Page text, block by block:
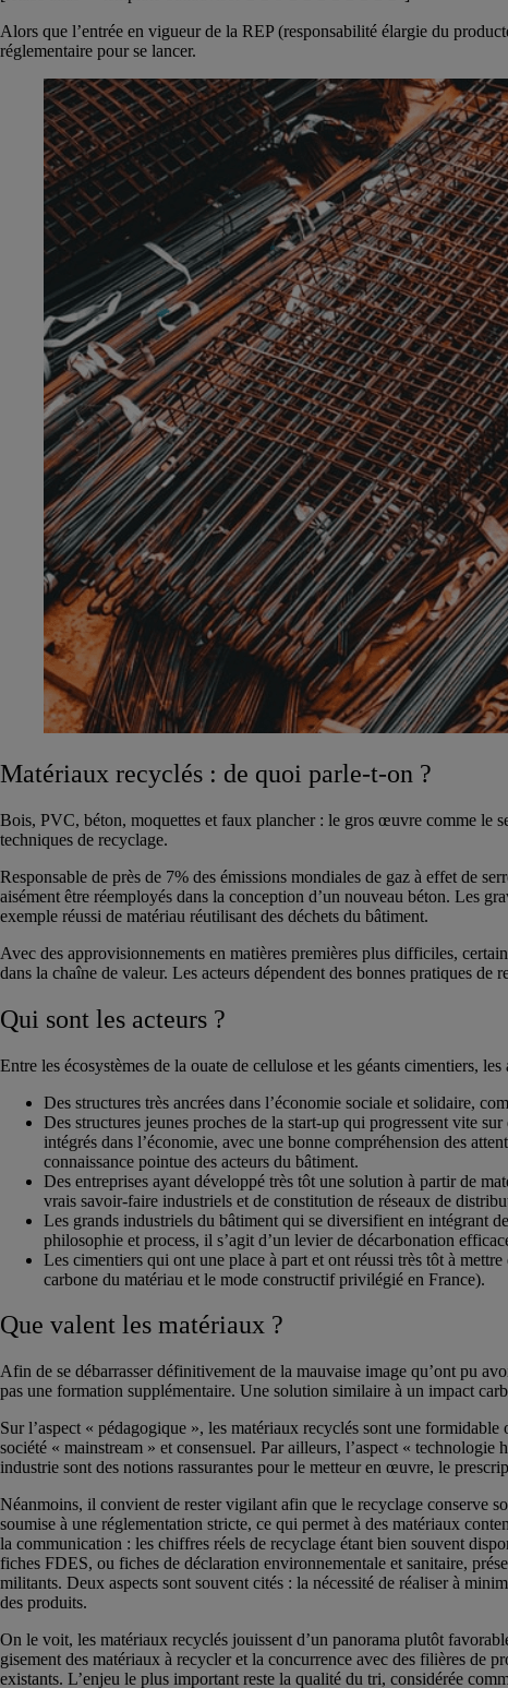
Alors que l’entrée en vigueur de la REP (responsabilité élargie du
réglementaire pour se lancer.
Matériaux recyclés : de quoi parle-t-on ?
Bois, PVC, béton, moquettes et faux plancher : le gros œuvre comme le
techniques de recyclage.
Responsable de près de 7% des émissions mondiales de gaz à effet de
aisément être réemployés dans la conception d’un nouveau béton. Les
exemple réussi de matériau réutilisant des déchets du bâtiment.
Avec des approvisionnements en matières premières plus difficiles,
dans la chaîne de valeur. Les acteurs dépendent des bonnes pratiques
Qui sont les acteurs ?
Entre les écosystèmes de la ouate de cellulose et les géants cimentiers,
Des structures très ancrées dans l’économie sociale et solidaire,
Des structures jeunes proches de la start-up qui progressent vite
intégrés dans l’économie, avec une bonne compréhension des
connaissance pointue des acteurs du bâtiment.
Des entreprises ayant développé très tôt une solution à partir de
vrais savoir-faire industriels et de constitution de réseaux de
Les grands industriels du bâtiment qui se diversifient en intégrant
philosophie et process, il s’agit d’un levier de décarbonation
Les cimentiers qui ont une place à part et ont réussi très tôt à
carbone du matériau et le mode constructif privilégié en France).
Que valent les matériaux ?
Afin de se débarrasser définitivement de la mauvaise image qu’ont pu
pas une formation supplémentaire. Une solution similaire à un impact
Sur l’aspect « pédagogique », les matériaux recyclés sont une
société « mainstream » et consensuel. Par ailleurs, l’aspect «
industrie sont des notions rassurantes pour le metteur en œuvre, le
Néanmoins, il convient de rester vigilant afin que le recyclage conserve
soumise à une réglementation stricte, ce qui permet à des matériaux
la communication : les chiffres réels de recyclage étant bien souvent
fiches FDES, ou fiches de déclaration environnementale et sanitaire,
militants. Deux aspects sont souvent cités : la nécessité de réaliser à
des produits.
On le voit, les matériaux recyclés jouissent d’un panorama plutôt
gisement des matériaux à recycler et la concurrence avec des filières de
existants. L’enjeu le plus important reste la qualité du tri, considérée